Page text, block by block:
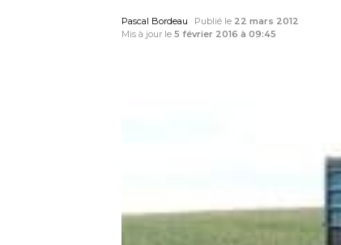
Pascal Bordeau Publié le 22 mars 2012
Mis à jour le 5 février 2016 à 09:45